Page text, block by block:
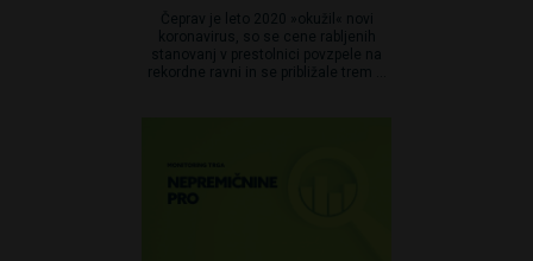
Čeprav je leto 2020 »okužil« novi
koronavirus, so se cene rabljenih
stanovanj v prestolnici povzpele na
rekordne ravni in se približale trem ...